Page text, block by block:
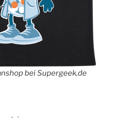
bei Supergeek.de